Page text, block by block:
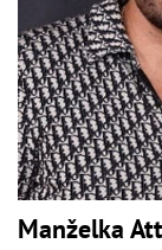
Manželka